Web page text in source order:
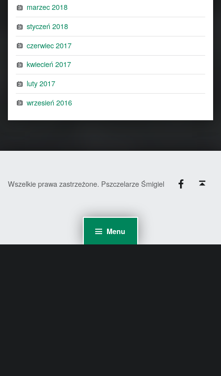
Menu
marzec 2018
styczeń 2018
czerwiec 2017
kwiecień 2017
luty 2017
wrzesień 2016
Wszelkie prawa zastrzeżone. Pszczelarze Śmigiel